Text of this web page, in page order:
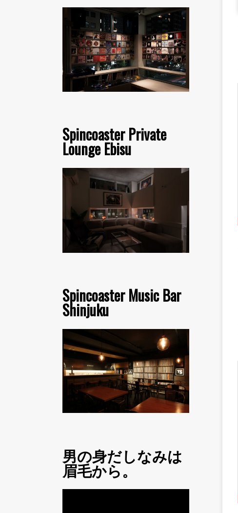
Spincoaster Private
Lounge Ebisu
Spincoaster Music Bar
Shinjuku
男の身だしなみは
眉毛から。